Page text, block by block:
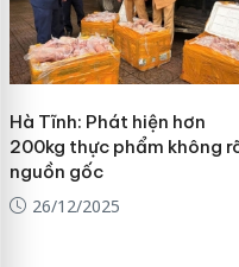
Hà Tĩnh: Phát hiện hơn
200kg thực phẩm không
nguồn gốc
26/12/2025